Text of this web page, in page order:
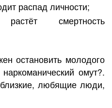
распад личности;
смертность
остановить молодого
омут?.
любящие люди,